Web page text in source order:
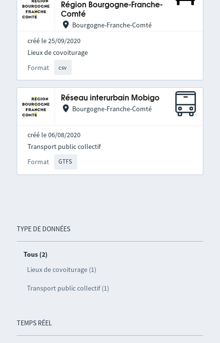
TYPE DE DONNÉES
Tous (2)
Lieux de covoiturage (1)
Transport public collectif (1)
TEMPS RÉEL
Région Bourgogne-Franche-
Comté
Bourgogne-Franche-Comté
créé le 25/09/2020
Format csv
Lieux de covoiturage
Réseau interurbain Mobigo
Bourgogne-Franche-Comté
créé le 06/08/2020
Format GTFS
Transport public collectif